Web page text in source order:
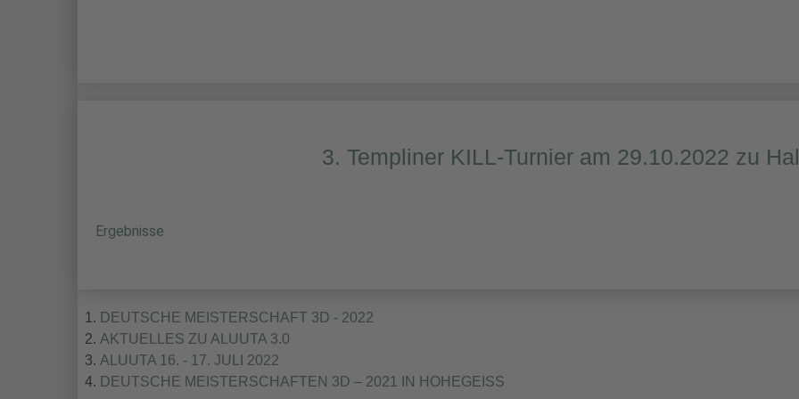
3. Templiner KILL-Turnier am 29.10.2022 zu
Ergebnisse
DEUTSCHE MEISTERSCHAFT 3D - 2022
AKTUELLES ZU ALUUTA 3.0
ALUUTA 16. - 17. JULI 2022
DEUTSCHE MEISTERSCHAFTEN 3D – 2021 IN HOHEGEISS